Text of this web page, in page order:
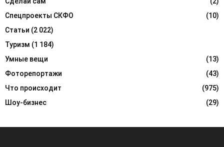
Спецпроекты СКФО
(10)
Статьи (2 022)
Туризм (1 184)
Умные вещи
(13)
Фоторепортажи
(43)
Что происходит
(975)
Шоу-бизнес
(29)